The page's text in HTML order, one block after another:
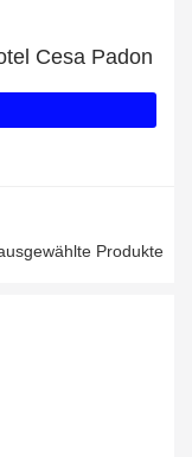
Cesa Padon
Produkte